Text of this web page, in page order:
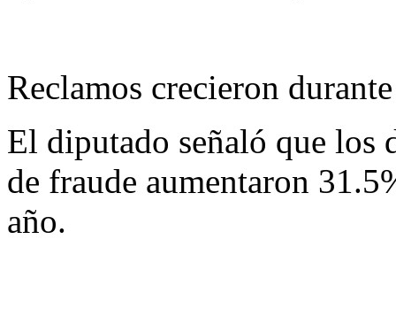
Reclamos crecieron
El diputado señaló que los
de fraude aumentaron
año.